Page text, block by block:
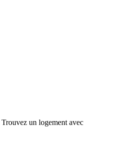
Trouvez un logement avec